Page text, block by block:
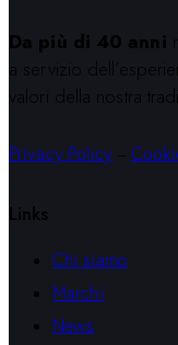
Da più di 40 anni
a servizio
valori della nostra
Privacy Policy
Links
Chi siamo
Marchi
News